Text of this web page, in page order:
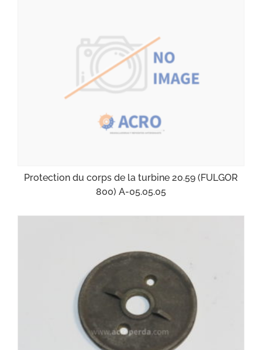
Protection du corps de la turbine 20.59 (FULGOR
800) A-05.05.05